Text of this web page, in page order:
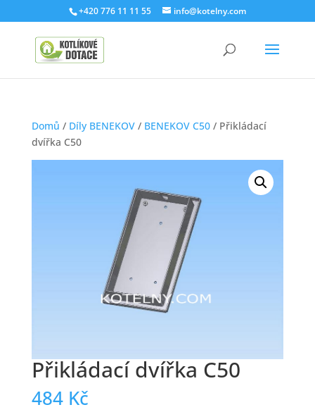
+420 776 11 11 55 info@kotelny.com
Domů / Díly BENEKOV/ BENEKOV C50/ Přikládací
dvířka C50
Přikládací dvířka C50
484 Kč